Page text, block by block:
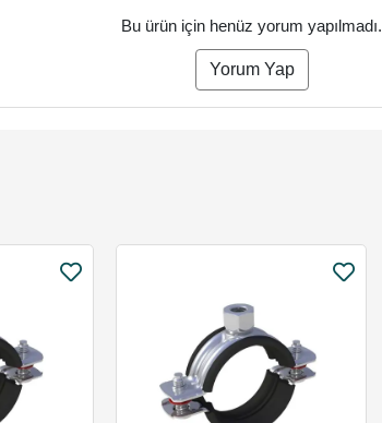
Bu ürün için henüz yorum yapılmadı.
Yorum Yap